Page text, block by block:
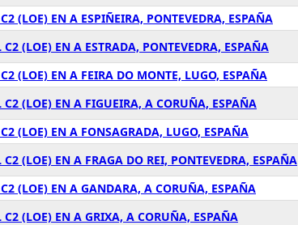
(LOE) EN A ESPIÑEIRA, PONTEVEDRA, ESPAÑA
(LOE) EN A ESTRADA, PONTEVEDRA, ESPAÑA
(LOE) EN A FEIRA DO MONTE, LUGO, ESPAÑA
(LOE) EN A FIGUEIRA, A CORUÑA, ESPAÑA
(LOE) EN A FONSAGRADA, LUGO, ESPAÑA
(LOE) EN A FRAGA DO REI, PONTEVEDRA, ESPAÑA
(LOE) EN A GANDARA, A CORUÑA, ESPAÑA
(LOE) EN A GRIXA, A CORUÑA, ESPAÑA